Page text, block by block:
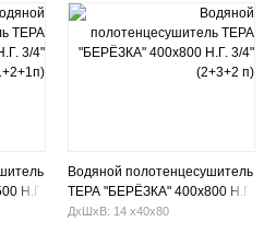
Н.Г.
Водяной полотенцесушитель
ТЕРА "БЕРЁЗКА" 400х800 Н.Г.
3/4" (2+3+2 п)
ДхШхВ: 14 х40х80